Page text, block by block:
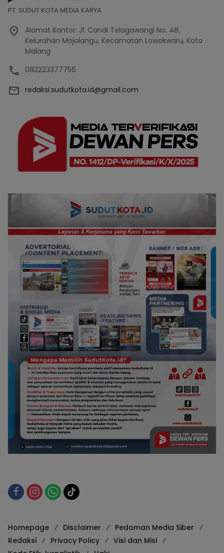
PT. SUDUT KOTA MEDIA KARYA
Alamat Kantor: Jl. Candi Telagawangi No. 48,
Kelurahan Mojolangu, Kecamatan Lowokwaru, Kota
Malang
082223377756
redaksi.sudutkota.id@gmail.com
Homepage Disclaimer
Pedoman Media Siber
Redaksi
Privacy Policy
Visi dan Misi